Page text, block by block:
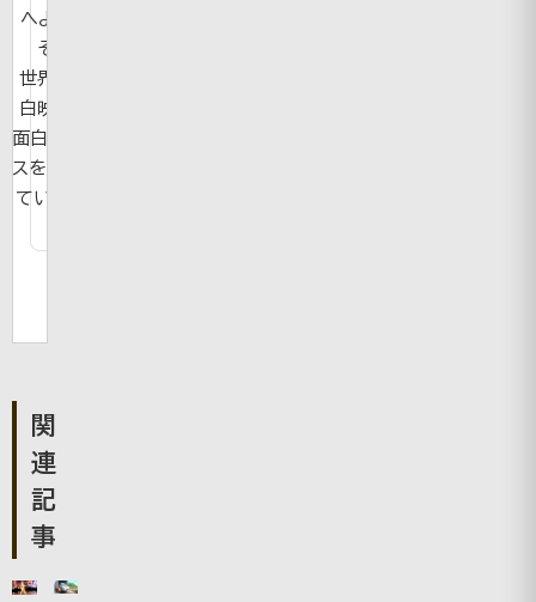
へようこ
そ！
世界の面
白映像や
面白ニュー
スを紹介し
ています。
関
連
記
事